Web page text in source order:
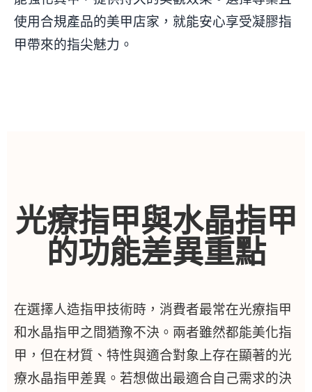
使用合規產品的美甲店家，就能安心享受凝膠指
甲帶來的指尖魅力。
光療指甲與水晶指甲
的功能差異重點
在選擇人造指甲技術時，消費者最常在光療指甲
和水晶指甲之間猶豫不決。兩者雖然都能美化指
甲，但在材質、特性與適合對象上存在顯著的光
療水晶指甲差異。若想做出最適合自己需求的決